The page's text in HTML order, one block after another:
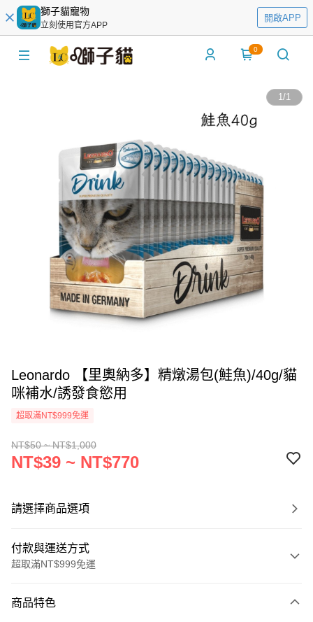
獅子貓寵物
立刻使用官方APP
開啟APP
0
1/1
Leonardo 【里奧納多】精燉湯包(鮭魚)/40g/貓
咪補水/誘發食慾用
超取滿NT$999免運
NT$50 ~ NT$1,000
NT$39 ~ NT$770
請選擇商品選項
付款與運送方式
超取滿NT$999免運
信用卡一次付款
商品特色